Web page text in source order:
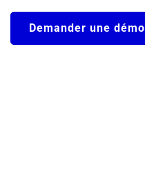
Demander une démo